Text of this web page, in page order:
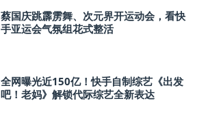
蔡国庆跳霹雳舞、次元界开运动会，看快
手亚运会气氛组花式整活
全网曝光近150亿！快手自制综艺《出发
吧！老妈》解锁代际综艺全新表达